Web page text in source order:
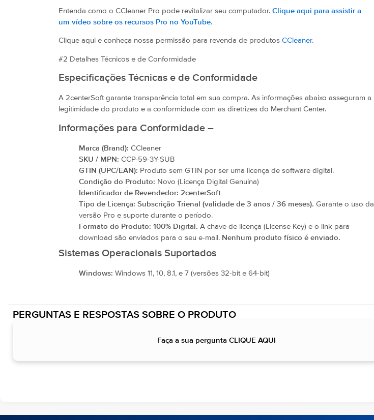
Entenda como o CCleaner Pro pode revitalizar seu computador. Clique aqui para assistir a
um vídeo sobre os recursos Pro no YouTube.
Clique aqui e conheça nossa permissão para revenda de produtos CCleaner.
#2 Detalhes Técnicos e de Conformidade
Especificações Técnicas e de Conformidade
A 2centerSoft garante transparência total em sua compra. As informações abaixo asseguram a
legitimidade do produto e a conformidade com as diretrizes do Merchant Center.
Informações para Conformidade –
Marca (Brand): CCleaner
SKU / MPN: CCP-59-3Y-SUB
GTIN (UPC/EAN): Produto sem GTIN por ser uma licença de software digital.
Condição do Produto: Novo (Licença Digital Genuína)
Identificador de Revendedor: 2centerSoft
Tipo de Licença: Subscrição Trienal (validade de 3 anos / 36 meses). Garante o uso da
versão Pro e suporte durante o período.
Formato do Produto: 100% Digital. A chave de licença (License Key) e o link para
download são enviados para o seu e-mail. Nenhum produto físico é enviado.
Sistemas Operacionais Suportados
Windows: Windows 11, 10, 8.1, e 7 (versões 32-bit e 64-bit)
PERGUNTAS E RESPOSTAS SOBRE O PRODUTO
Faça a sua pergunta CLIQUE AQUI